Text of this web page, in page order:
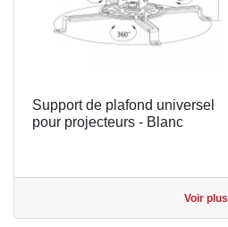
Support de plafond universel
pour projecteurs - Blanc
Voir plus